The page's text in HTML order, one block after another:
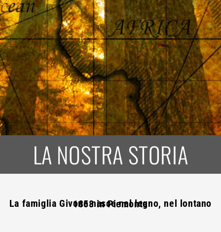
LA NOSTRA STORIA
La famiglia Givone nasce nel legno, nel lontano 1858 in Piemonte